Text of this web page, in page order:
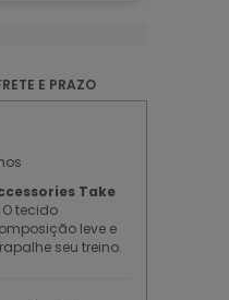
E PRAZO
Take
tecido
leve e
seu treino.